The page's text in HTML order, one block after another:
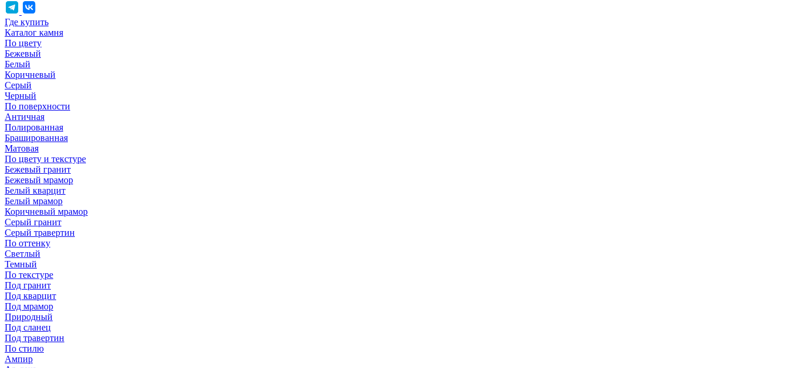
Где купить
Каталог камня
По цвету
Бежевый
Белый
Коричневый
Серый
Черный
По поверхности
Античная
Полированная
Брашированная
Матовая
По цвету и текстуре
Бежевый гранит
Бежевый мрамор
Белый кварцит
Белый мрамор
Коричневый мрамор
Серый гранит
Серый травертин
По оттенку
Светлый
Темный
По текстуре
Под гранит
Под кварцит
Под мрамор
Природный
Под сланец
Под травертин
По стилю
Ампир